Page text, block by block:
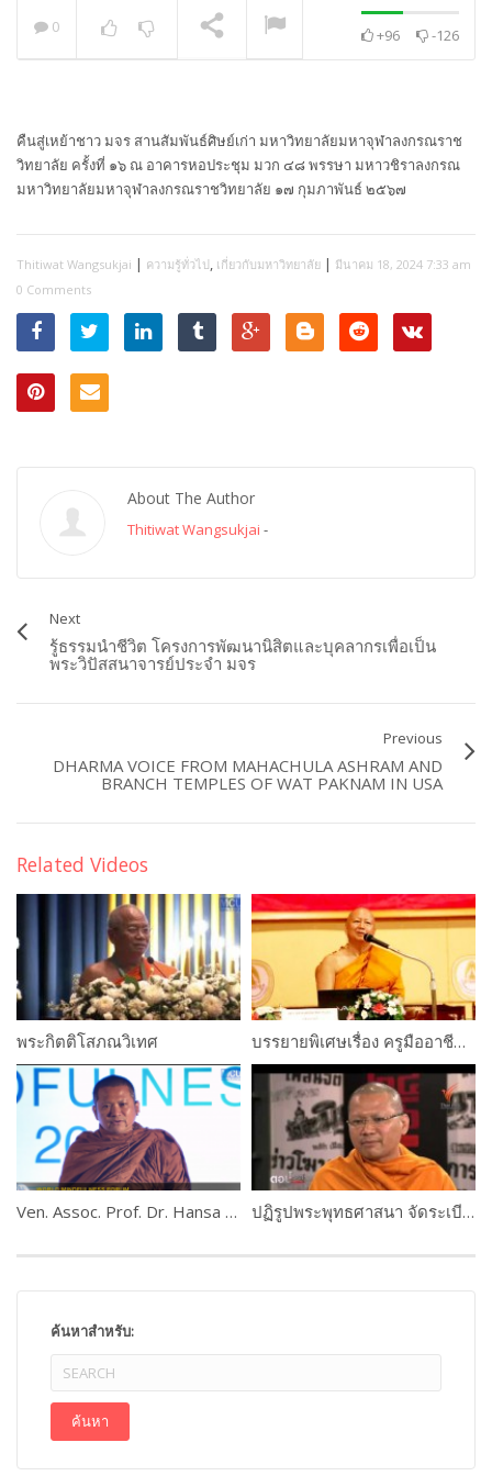
0 +96 -126
คืนสู่เหย้าชาว มจร สานสัมพันธ์ศิษย์เก่า มหาวิทยาลัยมหาจุฬาลงกรณราช
วิทยาลัย ครั้งที่ ๑๖ ณ อาคารหอประชุม มวก ๔๘ พรรษา มหาวชิราลงกรณ
มหาวิทยาลัยมหาจุฬาลงกรณราชวิทยาลัย ๑๗ กุมภาพันธ์ ๒๕๖๗
Thitiwat Wangsukjai | ความรู้ทั่วไป, เกี่ยวกับมหาวิทยาลัย | มีนาคม 18, 2024 7:33 am
0 Comments
About The Author
Thitiwat Wangsukjai -
Next
รู้ธรรมนำชีวิต โครงการพัฒนานิสิตและบุคลากรเพื่อเป็น
พระวิปัสสนาจารย์ประจำ มจร
Previous
DHARMA VOICE FROM MAHACHULA ASHRAM AND
BRANCH TEMPLES OF WAT PAKNAM IN USA
Related Videos
พระกิตติโสภณวิเทศ บรรยายพิเศษเรื่อง ครูมืออาชีพจากอดีตสู่ปัจจุบัน
Ven. Assoc. Prof. Dr. Hansa Dhammahaso ปฏิรูปพระพุทธศาสนา จัดระเบียบพระสงฆ์ไทย
ค้นหาสำหรับ: